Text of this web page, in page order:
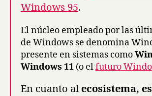
Windows 95.
El núcleo empleado por las
de Windows se denomina
presente en sistemas como
Windows 11 (o elfuturo
En cuanto al ecosistema,